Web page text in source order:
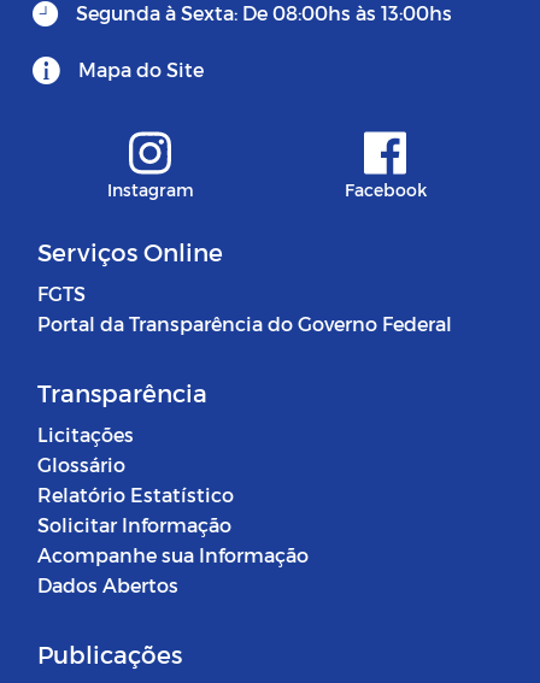
Segunda à Sexta: De 08:00hs às 13:00hs
Mapa do Site
Instagram Facebook
Serviços Online
FGTS
Portal da Transparência do Governo Federal
Transparência
Licitações
Glossário
Relatório Estatístico
Solicitar Informação
Acompanhe sua Informação
Dados Abertos
Publicações